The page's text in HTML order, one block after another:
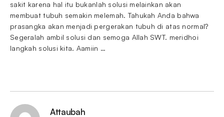
sakit karena hal itu bukanlah solusi melainkan akan
membuat tubuh semakin melemah. Tahukah Anda bahwa
prasangka akan menjadi pergerakan tubuh di atas normal?
Segeralah ambil solusi dan semoga Allah SWT. meridhoi
langkah solusi kita. Aamiin …
Attaubah